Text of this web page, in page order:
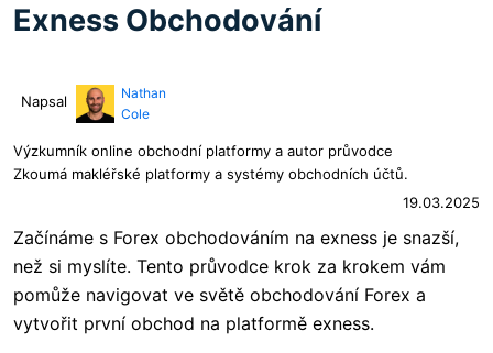
Exness Obchodování
Napsal
Nathan
Cole
Výzkumník online obchodní platformy a autor průvodce
Zkoumá makléřské platformy a systémy obchodních účtů.
19.03.2025
Začínáme s Forex obchodováním na exness je snazší,
než si myslíte. Tento průvodce krok za krokem vám
pomůže navigovat ve světě obchodování Forex a
vytvořit první obchod na platformě exness.